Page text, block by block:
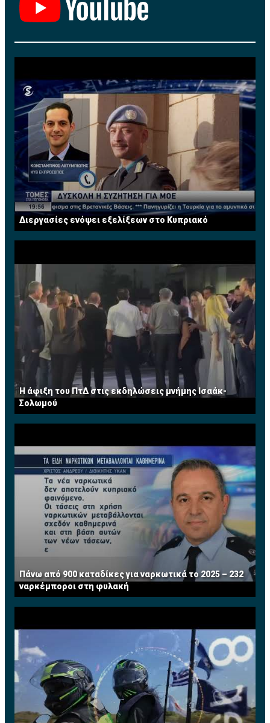
Διεργασίες ενόψει εξελίξεων στο Κυπριακό
Η άφιξη του ΠτΔ στις εκδηλώσεις μνήμης Ισαάκ-
Σολωμού
Πάνω από 900 καταδίκες για ναρκωτικά το 2025 – 232
ναρκέμποροι στη φυλακή